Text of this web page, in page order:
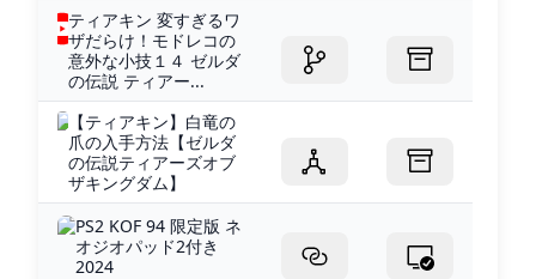
ティアキン 変すぎるワ
ザだらけ！モドレコの
意外な小技１４ ゼルダ
の伝説 ティアー...
【ティアキン】白竜の
爪の入手方法【ゼルダ
の伝説ティアーズオブ
ザキングダム】
PS2 KOF 94 限定版 ネ
オジオパッド2付き
2024